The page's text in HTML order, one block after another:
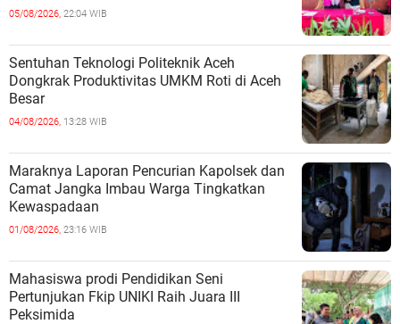
05/08/2026, 22:04 WIB
Sentuhan Teknologi Politeknik Aceh
Dongkrak Produktivitas UMKM Roti di Aceh
Besar
04/08/2026, 13:28 WIB
Maraknya Laporan Pencurian Kapolsek dan
Camat Jangka Imbau Warga Tingkatkan
Kewaspadaan
01/08/2026, 23:16 WIB
Mahasiswa prodi Pendidikan Seni
Pertunjukan Fkip UNIKI Raih Juara III
Peksimida